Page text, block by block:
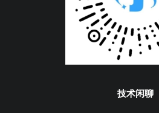
技术闲聊